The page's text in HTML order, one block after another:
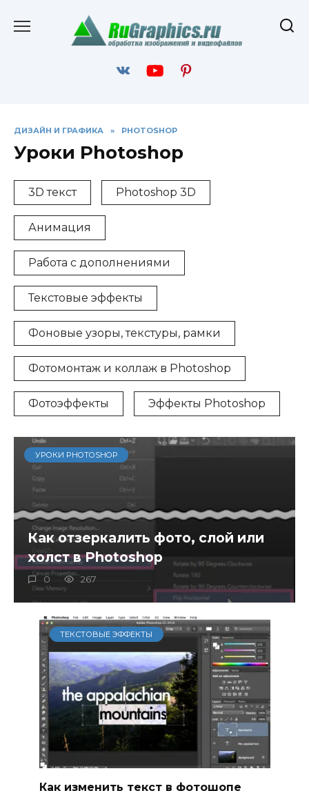
содержанию
ДИЗАЙН И ГРАФИКА » PHOTOSHOP
Уроки Photoshop
3D текст Photoshop 3D
Анимация
Работа с дополнениями
Текстовые эффекты
Фоновые узоры, текстуры, рамки
Фотомонтаж и коллаж в Photoshop
Фотоэффекты Эффекты Photoshop
УРОКИ PHOTOSHOP
Как отзеркалить фото, слой или
холст в Photoshop
0 267
ТЕКСТОВЫЕ ЭФФЕКТЫ
Как изменить текст в фотошопе